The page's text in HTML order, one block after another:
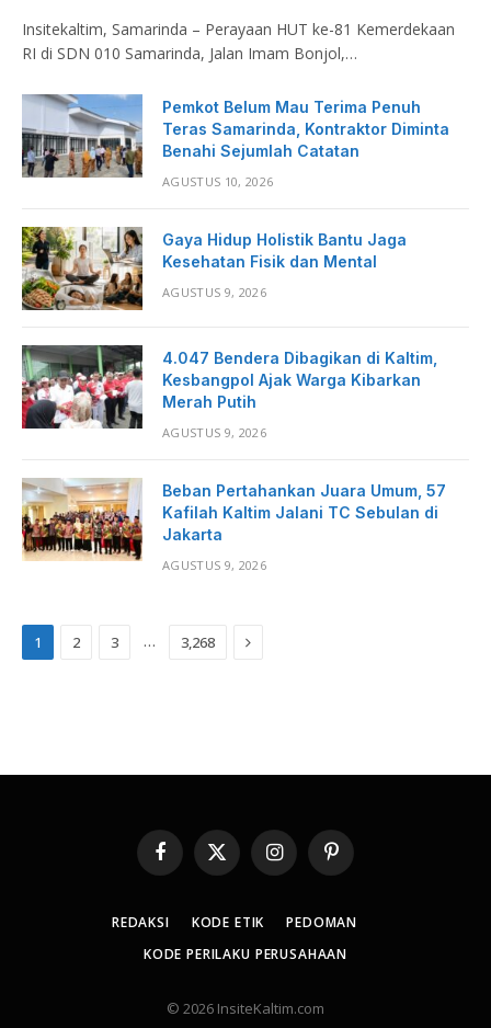
Insitekaltim, Samarinda – Perayaan HUT ke-81 Kemerdekaan
RI di SDN 010 Samarinda, Jalan Imam Bonjol,…
Pemkot Belum Mau Terima Penuh
Teras Samarinda, Kontraktor Diminta
Benahi Sejumlah Catatan
AGUSTUS 10, 2026
Gaya Hidup Holistik Bantu Jaga
Kesehatan Fisik dan Mental
AGUSTUS 9, 2026
4.047 Bendera Dibagikan di Kaltim,
Kesbangpol Ajak Warga Kibarkan
Merah Putih
AGUSTUS 9, 2026
Beban Pertahankan Juara Umum, 57
Kafilah Kaltim Jalani TC Sebulan di
Jakarta
AGUSTUS 9, 2026
1 2 3 … 3,268 Next
Facebook
X
(Twitter)
InstagramPinterest
REDAKSI KODE ETIK
PEDOMAN
KODE PERILAKU PERUSAHAAN
© 2026 InsiteKaltim.com